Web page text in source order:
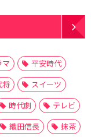
マ
平安時代
将
スイーツ
時代劇
テレビ
織田信長
抹茶